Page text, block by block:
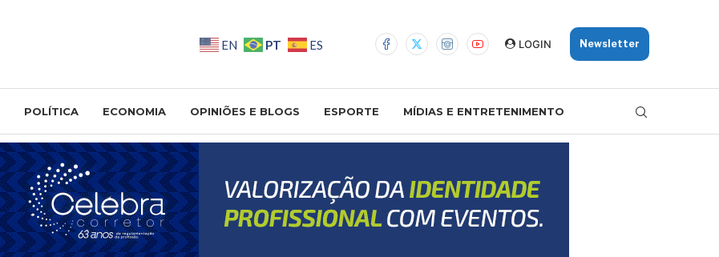
EN PT ES LOGIN Newsletter
POLÍTICA ECONOMIA OPINIÕES E BLOGS ESPORTE MÍDIAS E ENTRETENIMENTO